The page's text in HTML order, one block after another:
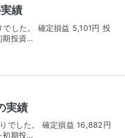
績
した。 確定損益 5,101円 投
投資…
実績
でした。 確定損益 16,882円
期投…